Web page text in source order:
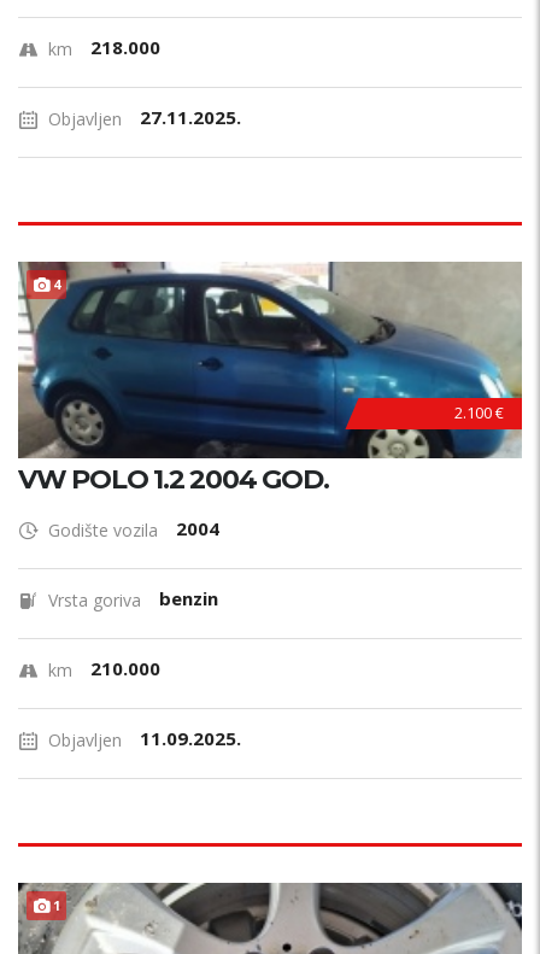
km 218.000
Objavljen 27.11.2025.
4
2.100 €
VW POLO 1.2 2004 GOD.
Godište vozila 2004
Vrsta goriva benzin
km 210.000
Objavljen 11.09.2025.
1